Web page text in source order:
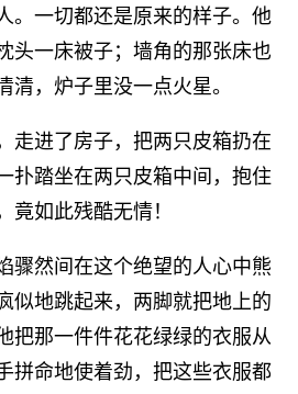
。一切都还是原来的样子。他
头一床被子；墙角的那张床也
清，炉子里没一点火星。
走进了房子，把两只皮箱扔在
扑踏坐在两只皮箱中间，抱住
竟如此残酷无情！
骤然间在这个绝望的人心中熊
似地跳起来，两脚就把地上的
把那一件件花花绿绿的衣服从
拼命地使着劲，把这些衣服都